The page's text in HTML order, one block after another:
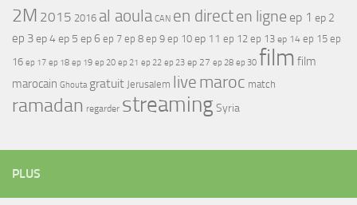
2M 2015 2016 al aoula CAN en directen ligne ep 1 ep 2
ep 3ep 4ep 5 ep 6 ep 7 ep 8 ep 9 ep 10 ep 11 ep 12 ep 13 ep 14 ep 15 ep
16 ep 17 ep 18 ep 19 ep 20 ep 21 ep 22 ep 23 ep 27 ep 28 ep 30 film film
marocain Ghouta gratuit Jerusalem live maroc match
ramadan regarder streamingSyria
PLUS